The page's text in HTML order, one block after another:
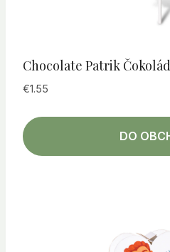
Chocolate Patrik
€1.55
DO